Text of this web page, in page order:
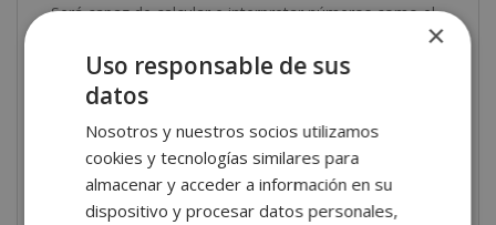
Será capaz de calcular e interpretar números como el
desafíos y compatibilidad, así como aplicar métodos
predictivos basados en el año personal, los ciclos
cabalísticos y la influencia lunar. También aprenderás a
integrar la numerología con otras disciplinas para
enriquecer lecturas y acompañamientos.
×
Uso responsable de sus
datos
Nosotros y nuestros socios utilizamos
cookies y tecnologías similares para
almacenar y acceder a información en su
dispositivo y procesar datos personales,